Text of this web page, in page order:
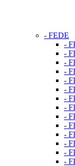
- FEDE
-
-
-
-
-
-
-
-
-
-
-
-
-
-